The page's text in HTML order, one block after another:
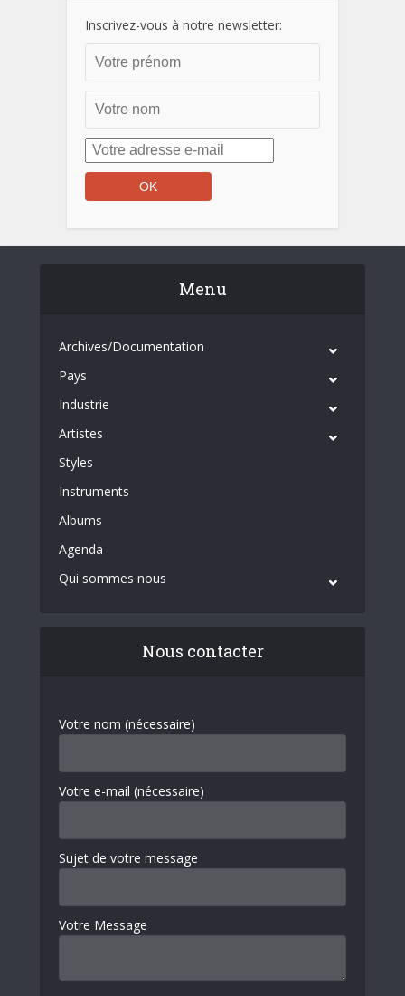
Inscrivez-vous à notre newsletter:
Menu
Archives/Documentation
Pays
Industrie
Artistes
Styles
Instruments
Albums
Agenda
Qui sommes nous
Nous contacter
Votre nom (nécessaire)
Votre e-mail (nécessaire)
Sujet de votre message
Votre Message